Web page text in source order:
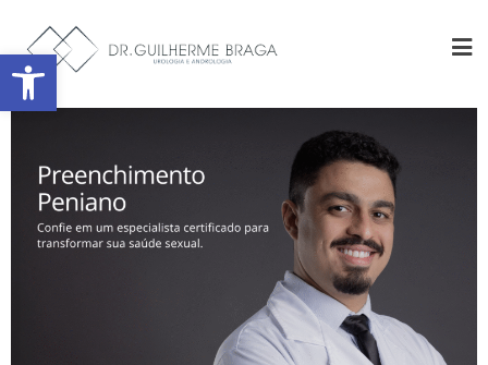
Abrir a barra de ferramentas